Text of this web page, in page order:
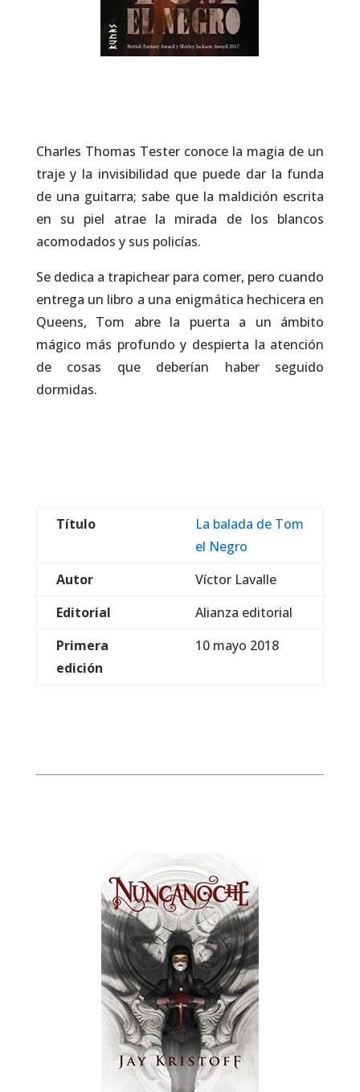
Charles Thomas Tester conoce la magia de un
traje y la invisibilidad que puede dar la funda
de una guitarra; sabe que la maldición escrita
en su piel atrae la mirada de los blancos
acomodados y sus policías.
Se dedica a trapichear para comer, pero cuando
entrega un libro a una enigmática hechicera en
Queens, Tom abre la puerta a un ámbito
mágico más profundo y despierta la atención
de cosas que deberían haber seguido
dormidas.
Título
La balada de Tom
el Negro
Autor
Víctor Lavalle
Editorial
Alianza editorial
Primera
edición
10 mayo 2018